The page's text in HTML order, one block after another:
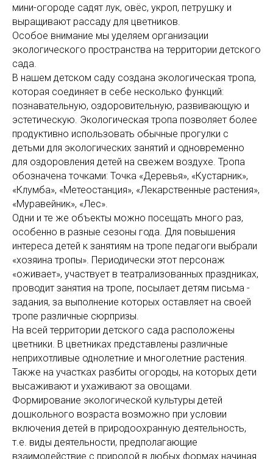
мини-огороде садят лук, овёс, укроп, петрушку и
выращивают рассаду для цветников.
Особое внимание мы уделяем организации
экологического пространства на территории детского
сада.
В нашем детском саду создана экологическая тропа,
которая соединяет в себе несколько функций:
познавательную, оздоровительную, развивающую и
эстетическую. Экологическая тропа позволяет более
продуктивно использовать обычные прогулки с
детьми для экологических занятий и одновременно
для оздоровления детей на свежем воздухе. Тропа
обозначена точками: Точка «Деревья», «Кустарник»,
«Клумба», «Метеостанция», «Лекарственные растения»,
«Муравейник», «Лес».
Одни и те же объекты можно посещать много раз,
особенно в разные сезоны года. Для повышения
интереса детей к занятиям на тропе педагоги выбрали
«хозяина тропы». Периодически этот персонаж
«оживает», участвует в театрализованных праздниках,
проводит занятия на тропе, посылает детям письма -
задания, за выполнение которых оставляет на своей
тропе различные сюрпризы.
На всей территории детского сада расположены
цветники. В цветниках представлены различные
неприхотливые однолетние и многолетние растения.
Также на участках разбиты огороды, на которых дети
высаживают и ухаживают за овощами.
Формирование экологической культуры детей
дошкольного возраста возможно при условии
включения детей в природоохранную деятельность,
т.е. виды деятельности, предполагающие
взаимодействие с природой в любых формах начиная